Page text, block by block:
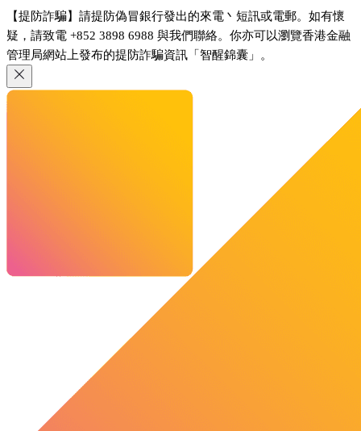
【提防詐騙】請提防偽冒銀行發出的來電丶短訊或電郵。如有懷
疑，請致電 +852 3898 6988 與我們聯絡。你亦可以瀏覽香港金融
管理局網站上發布的提防詐騙資訊「智醒錦囊」。